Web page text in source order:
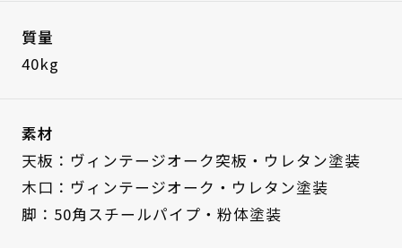
質量
40kg
素材
天板：ヴィンテージオーク突板・ウレタン塗装
木口：ヴィンテージオーク・ウレタン塗装
脚：50角スチールパイプ・粉体塗装